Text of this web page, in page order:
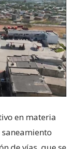
en materia